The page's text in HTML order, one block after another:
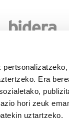
Era
hori zeuk
uztartzeko.
Pribatutasuna